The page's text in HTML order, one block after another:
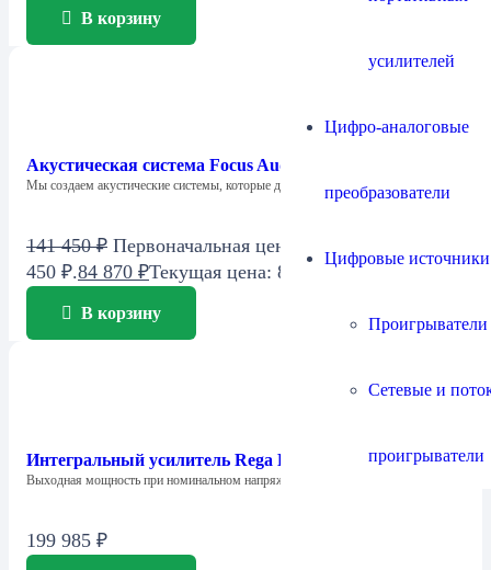
усилителей
Цифро-аналоговые
преобразователи
Цифровые источники
Сетевые и
проигрыватели
В корзину
Акустическая система Focus Audio FCC 1 SE Center
Мы создаем акустические системы, которые дарят…
141 450₽ Первоначальная цена составляла 141
450 ₽.84 870 ₽Текущая цена: 84 870 ₽.
В корзину
Интегральный усилитель Rega Brio MK7
Выходная мощность при номинальном напряжении питания…
199 985 ₽